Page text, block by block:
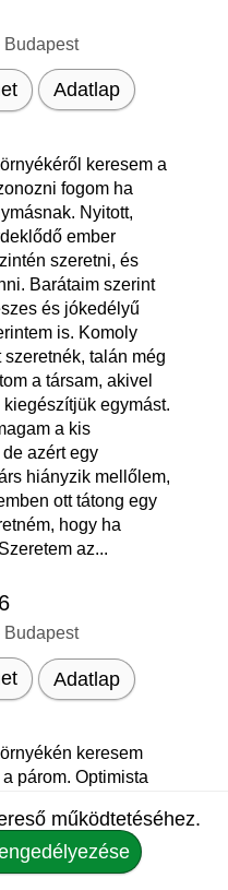
Budapest
Adatlap
keresem a
fogom ha
Nyitott,
ember
szeretni, és
Barátaim szerint
és jókedélyű
is. Komoly
szeretnék, talán még
a társam, akivel
egymást.
a kis
azért egy
hiányzik mellőlem,
ott tátong egy
hogy ha
az...
Budapest
Adatlap
keresem
párom. Optimista
nézni és a
koncentrálni.
páromat
működtetéséhez.